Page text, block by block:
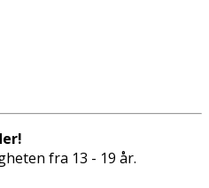
fra 13 - 19 år.